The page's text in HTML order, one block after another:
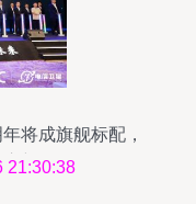
将成旗舰标配，
新纪元
21:30:38